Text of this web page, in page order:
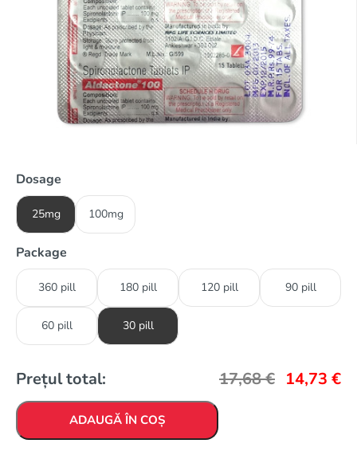
Dosage
25mg 100mg
Package
360 pill 180 pill 120 pill 90 pill
60 pill 30 pill
Prețul total: 17,68€ 14,73 €
ADAUGĂ ÎN COȘ